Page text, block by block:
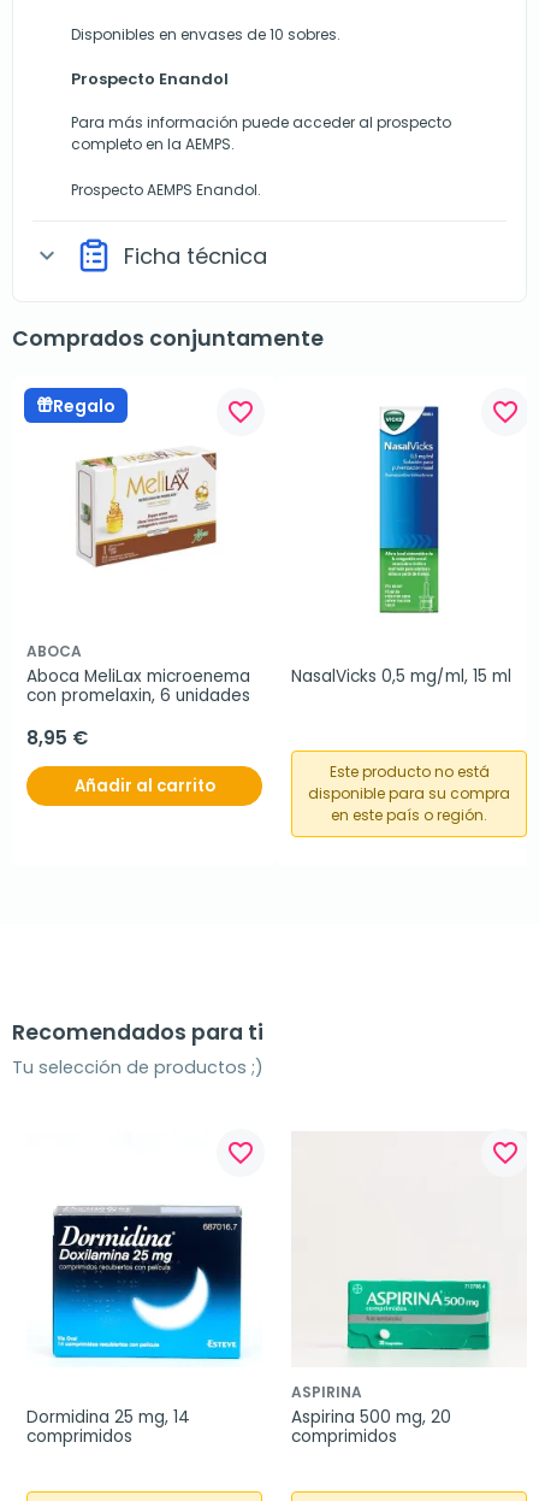
Disponibles en envases de 10 sobres.
Prospecto Enandol
Para más información puede acceder al prospecto
completo en la AEMPS.
Prospecto AEMPS Enandol.
expand_more Ficha técnica
Comprados conjuntamente
Regalo favorite_border
ABOCA
Aboca MeliLax microenema
con promelaxin, 6 unidades
8,95 €
Añadir al carrito
favorite_border
NasalVicks 0,5 mg/ml, 15 ml
Este producto no está
disponible para su compra
en este país o región.
Recomendados para ti
Tu selección de productos ;)
favorite_border
Dormidina 25 mg, 14
comprimidos
favorite_border
ASPIRINA
Aspirina 500 mg, 20
comprimidos